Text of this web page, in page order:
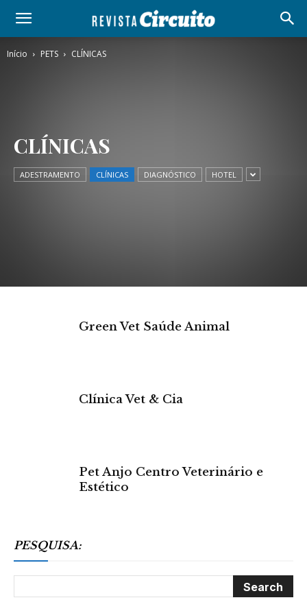
Início PETS CLÍNICAS
CLÍNICAS
ADESTRAMENTO CLÍNICAS DIAGNÓSTICO HOTEL
Green Vet Saúde Animal
Clínica Vet & Cia
Pet Anjo Centro Veterinário e
Estético
PESQUISA: